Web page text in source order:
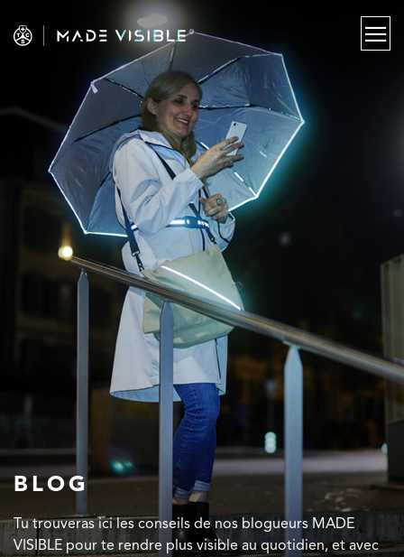
BLOG
Tu trouveras ici les conseils de nos blogueurs MADE
VISIBLE pour te rendre plus visible au quotidien, et avec